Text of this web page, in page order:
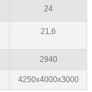
24
21,6
2940
4250х4000х3000